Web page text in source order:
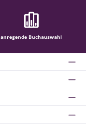
anregende Buchauswahl